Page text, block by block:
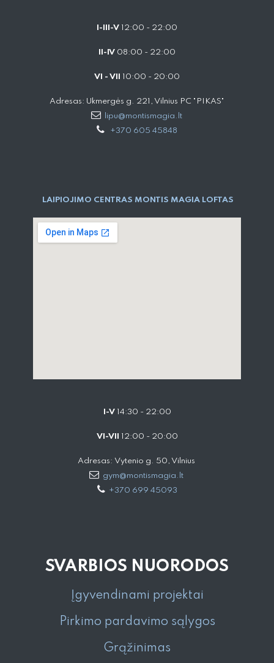
I-III-V 12:00 - 22:00
II-IV 08:00 - 22:00
VI - VII 10:00 - 20:00
Adresas: Ukmergės g. 221, Vilnius PC "PIKAS"
lipu@montismagia.lt
+370 605 45848
LAIPIOJIMO CENTRAS MONTIS MAGIA LOFTAS
I-V14:30 - 22:00
VI-VII 12:00 - 20:00
Adresas: Vytenio g. 50, Vilnius
gym@montismagia.lt
+370 699 45093
SVARBIOS NUORODOS
Įgyvendinami projektai
Pirkimo pardavimo sąlygos
Grąžinimas